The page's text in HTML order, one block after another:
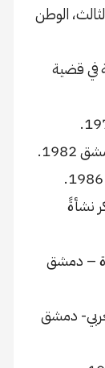
الوطن
في قضية
نشأةً
– دمشق
دمشق